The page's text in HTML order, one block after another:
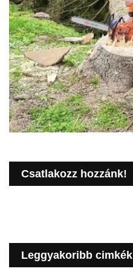
Csatlakozz hozzánk!
Leggyakoribb cimkék